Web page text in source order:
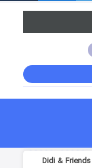
دانلود انیمیشن Didi & Friends